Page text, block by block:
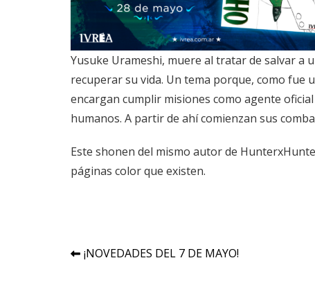
Yusuke Urameshi, muere al tratar de salvar a
recuperar su vida. Un tema porque, como fue
encargan cumplir misiones como agente
humanos. A partir de ahí comienzan sus
Este shonen del mismo autor de
páginas color que existen.
Navegación
¡NOVEDADES DEL 7 DE MAYO!